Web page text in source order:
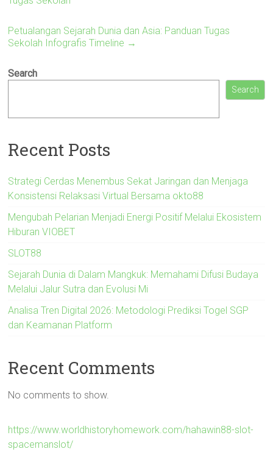
Petualangan Sejarah Dunia dan Asia: Panduan Tugas
Sekolah Infografis Timeline →
Search
Search
Recent Posts
Strategi Cerdas Menembus Sekat Jaringan dan Menjaga
Konsistensi Relaksasi Virtual Bersama okto88
Mengubah Pelarian Menjadi Energi Positif Melalui Ekosistem
Hiburan VIOBET
SLOT88
Sejarah Dunia di Dalam Mangkuk: Memahami Difusi Budaya
Melalui Jalur Sutra dan Evolusi Mi
Analisa Tren Digital 2026: Metodologi Prediksi Togel SGP
dan Keamanan Platform
Recent Comments
No comments to show.
https://www.worldhistoryhomework.com/hahawin88-slot-
spacemanslot/